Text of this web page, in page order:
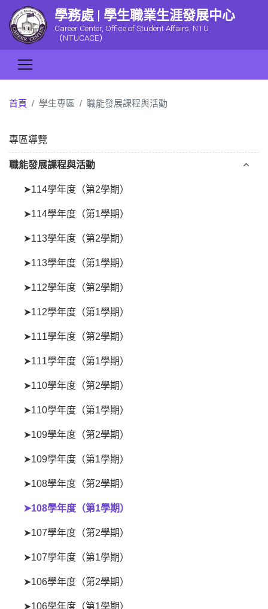
學務處 | 學生職業生涯發展中心
Career Center, Office of Student Affairs, NTU
（NTUCACE）
首頁 學生專區 職能發展課程與活動
專區導覽
職能發展課程與活動
➤114學年度（第2學期）
➤114學年度（第1學期）
➤113學年度（第2學期）
➤113學年度（第1學期）
➤112學年度（第2學期）
➤112學年度（第1學期）
➤111學年度（第2學期）
➤111學年度（第1學期）
➤110學年度（第2學期）
➤110學年度（第1學期）
➤109學年度（第2學期）
➤109學年度（第1學期）
➤108學年度（第2學期）
➤108學年度（第1學期）
➤107學年度（第2學期）
➤107學年度（第1學期）
➤106學年度（第2學期）
➤106學年度（第1學期）